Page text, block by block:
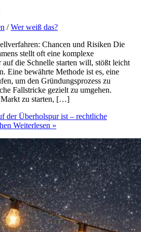
/Wer weiß das?
Chancen und Risiken Die
stellt oft eine komplexe
auf die Schnelle starten will, stößt leicht
Eine bewährte Methode ist es, eine
um den Gründungsprozess zu
Fallstricke gezielt zu umgehen.
Markt zu starten, […]
der Überholspur ist – rechtliche
Weiterlesen »